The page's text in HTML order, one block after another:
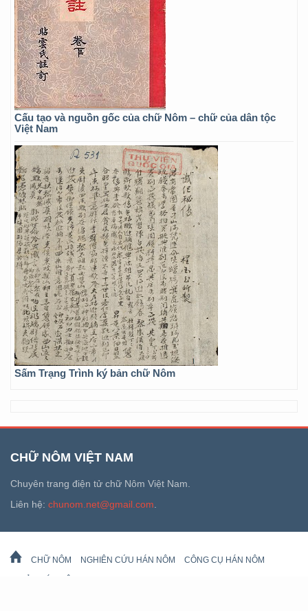
Cấu tạo và nguồn gốc của chữ Nôm – chữ của dân tộc
Việt Nam
Sấm Trạng Trình ký bản chữ Nôm
CHỮ NÔM VIỆT NAM
Chuyên trang điện tử chữ Nôm Việt Nam.
Liên hệ: chunom.net@gmail.com
CHỮ NÔM NGHIÊN CỨU HÁN NÔM CÔNG CỤ HÁN NÔM